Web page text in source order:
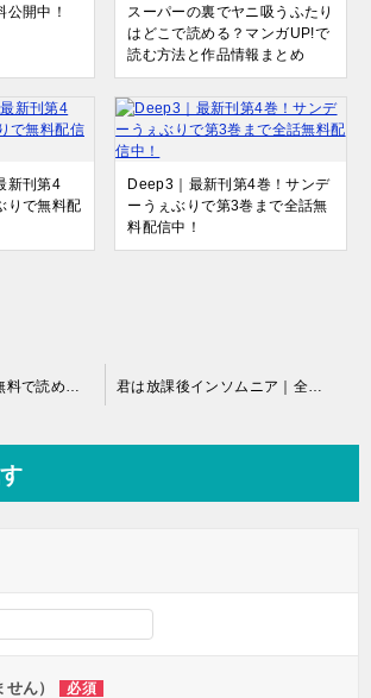
公開中！
スーパーの裏でヤニ吸うふたり
はどこで読める？マンガUP!で
読む方法と作品情報まとめ
新刊第4
りで無料配
Deep3｜最新刊第4巻！サンデ
ーうぇぶりで第3巻まで全話無
料配信中！
せん） 必須